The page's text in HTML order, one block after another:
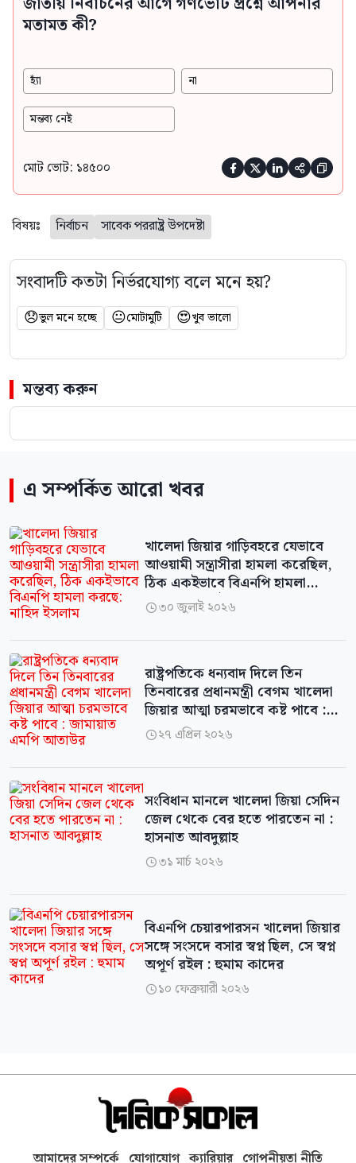
মতামত কী?
হ্যাঁ না
মন্তব্য নেই
মোট ভোট: ১৪৫০০     
বিষয়ঃ নির্বাচন সাবেক পররাষ্ট্র উপদেষ্টা
সংবাদটি কতটা নির্ভরযোগ্য বলে মনে হয়?
😞ভুল মনে হচ্ছে 😐মোটামুটি 😍খুব ভালো
মন্তব্য করুন
এ সম্পর্কিত আরো খবর
খালেদা জিয়ার গাড়িবহরে যেভাবে
আওয়ামী সন্ত্রাসীরা হামলা করেছিল,
ঠিক একইভাবে বিএনপি হামলা
করছে: নাহিদ ইসলাম
৩০ জুলাই ২০২৬
রাষ্ট্রপতিকে ধন্যবাদ দিলে তিন
তিনবারের প্রধানমন্ত্রী বেগম খালেদা
জিয়ার আত্মা চরমভাবে কষ্ট পাবে :
জামায়াত এমপি আতাউর
২৭ এপ্রিল ২০২৬
সংবিধান মানলে খালেদা জিয়া সেদিন
জেল থেকে বের হতে পারতেন না :
হাসনাত আবদুল্লাহ
৩১ মার্চ ২০২৬
বিএনপি চেয়ারপারসন খালেদা জিয়ার
সঙ্গে সংসদে বসার স্বপ্ন ছিল, সে স্বপ্ন
অপূর্ণ রইল : হুমাম কাদের
১০ ফেব্রুয়ারী ২০২৬
আমাদের সম্পর্কে যোগাযোগ ক্যারিয়ার গোপনীয়তা নীতি